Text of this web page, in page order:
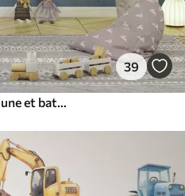
39
Dessin d'enfant avec baleine, lune et bateau avec des enfants